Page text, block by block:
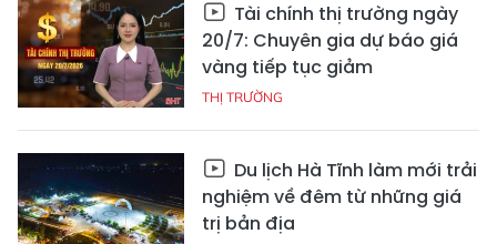
Tài chính thị trường ngày
20/7: Chuyên gia dự báo giá
vàng tiếp tục giảm
THỊ TRƯỜNG
Du lịch Hà Tĩnh làm mới trải
nghiệm về đêm từ những giá
trị bản địa